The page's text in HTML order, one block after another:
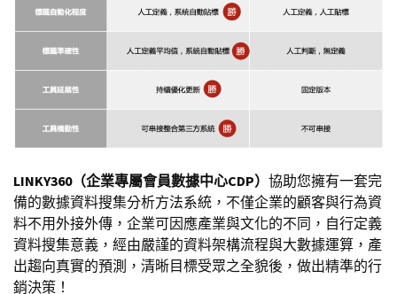
LINKY360（企業專屬會員數據中心CDP） 協助您擁有一套完
備的數據資料搜集分析方法系統，不僅企業的顧客與行為資
料不用外接外傳，企業可因應產業與文化的不同，自行定義
資料搜集意義，經由嚴謹的資料架構流程與大數據運算，產
出趨向真實的預測，清晰目標受眾之全貌後，做出精準的行
銷決策！